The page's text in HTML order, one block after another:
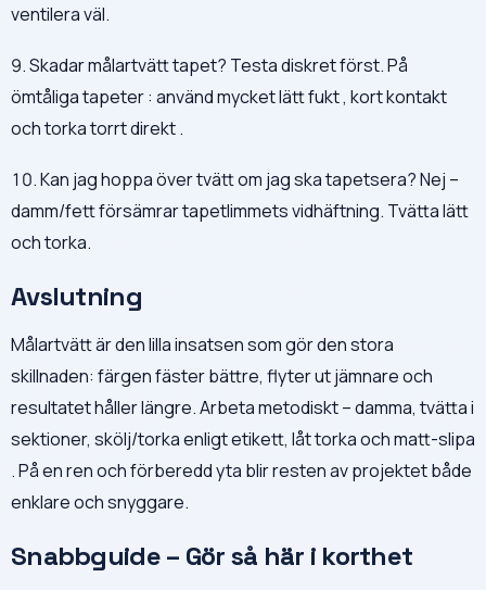
ventilera väl.
9. Skadar målartvätt tapet? Testa diskret först. På
ömtåliga tapeter : använd mycket lätt fukt , kort kontakt
och torka torrt direkt .
10. Kan jag hoppa över tvätt om jag ska tapetsera? Nej –
damm/fett försämrar tapetlimmets vidhäftning. Tvätta lätt
och torka.
Avslutning
Målartvätt är den lilla insatsen som gör den stora
skillnaden: färgen fäster bättre, flyter ut jämnare och
resultatet håller längre. Arbeta metodiskt – damma, tvätta i
sektioner, skölj/torka enligt etikett, låt torka och matt-slipa
. På en ren och förberedd yta blir resten av projektet både
enklare och snyggare.
Snabbguide – Gör så här i korthet